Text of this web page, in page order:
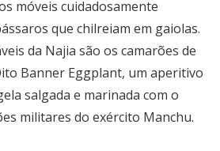
móveis cuidadosamente
que chilreiam em gaiolas.
da Najia são os camarões de
Banner Eggplant, um aperitivo
salgada e marinada com o
militares do exército Manchu.